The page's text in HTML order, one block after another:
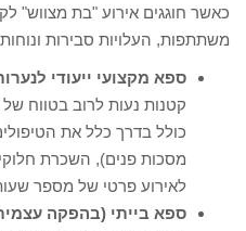
משתתפות, העלויות סבירות ונוחות
ספא מקצועי ייעודי
קטנות נעות לרוב בטווח של
כולל בדרך כלל את
מסכות פנים), השכרת
לאירוע פרטי של מספר
ספא בייתי (בהפקה